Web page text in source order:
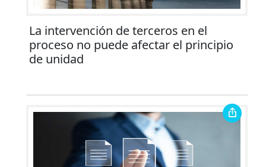
La intervención de terceros en el
proceso no puede afectar el principio
de unidad